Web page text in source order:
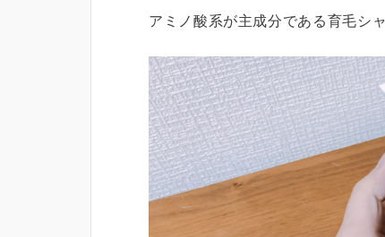
アミノ酸系が主成分である育毛シ